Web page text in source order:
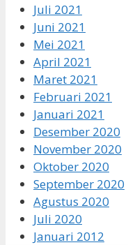
Juli 2021
Juni 2021
Mei 2021
April 2021
Maret 2021
Februari 2021
Januari 2021
Desember 2020
November 2020
Oktober 2020
September 2020
Agustus 2020
Juli 2020
Januari 2012